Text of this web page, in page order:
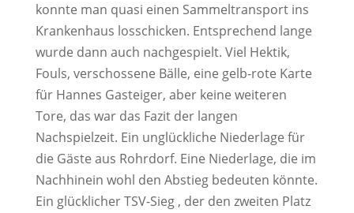
konnte man quasi einen Sammeltransport ins
Krankenhaus losschicken. Entsprechend lange
wurde dann auch nachgespielt. Viel Hektik,
Fouls, verschossene Bälle, eine gelb-rote Karte
für Hannes Gasteiger, aber keine weiteren
Tore, das war das Fazit der langen
Nachspielzeit. Ein unglückliche Niederlage für
die Gäste aus Rohrdorf. Eine Niederlage, die im
Nachhinein wohl den Abstieg bedeuten könnte.
Ein glücklicher TSV-Sieg , der den zweiten Platz